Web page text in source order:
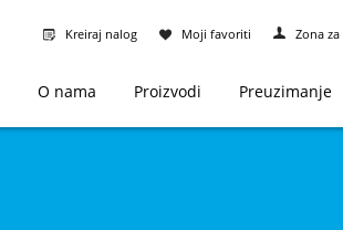
Kreiraj nalog Moji favoriti Zona
O nama Proizvodi Preuzimanje